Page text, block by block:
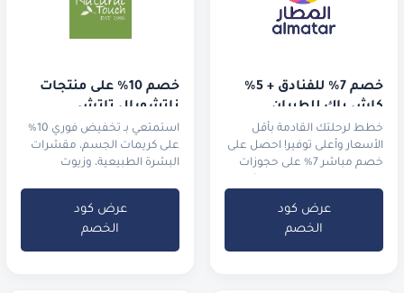
خصم 7% للفنادق + 5%
كاش باك للطيران
خطط لرحلتك القادمة بأقل
الأسعار وأعلى توفير! احصل على
خصم مباشر 7% على حجوزات
عرض كود
الخصم
خصم 10% على منتجات
ناتشورال تاتش
استمتعي بـ تخفيض فوري 10%
على كريمات الجسم، مقشرات
البشرة الطبيعية، وزيوت
عرض كود
الخصم